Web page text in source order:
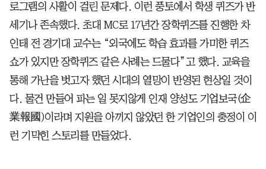
로그램의 사활이 걸린 문제다. 이런 풍토에서 학생 퀴즈가 반
세기나 존속했다. 초대 MC로 17년간 장학퀴즈를 진행한 차
인태 전 경기대 교수는 “외국에도 학습 효과를 가미한 퀴즈
쇼가 있지만 장학퀴즈 같은 사례는 드물다”고 했다. 교육을
통해 가난을 벗고자 했던 시대의 열망이 반영된 현상일 것이
다. 물건 만들어 파는 일 못지않게 인재 양성도 기업보국(企
業報國)이라며 지원을 아끼지 않았던 한 기업인의 충정이 이
런 기막힌 스토리를 만들었다.